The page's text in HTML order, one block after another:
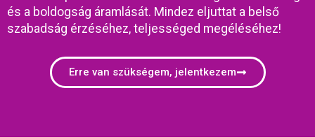
és a boldogság áramlását. Mindez eljuttat a belső
szabadság érzéséhez, teljességed megéléséhez!
Erre van szükségem, jelentkezem